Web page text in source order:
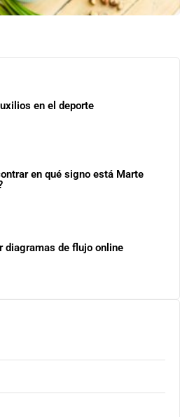
en el deporte
en qué signo está Marte
diagramas de flujo online